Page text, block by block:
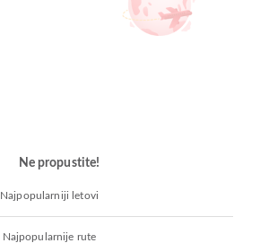
Ne propustite!
Najpopularniji letovi
Najpopularnije rute